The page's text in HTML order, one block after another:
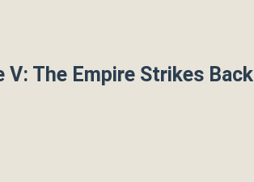
V: The Empire Strikes Back